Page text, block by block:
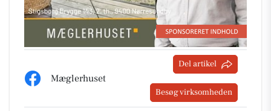
Mæglerhuset
Del artikel
Besøg virksomheden